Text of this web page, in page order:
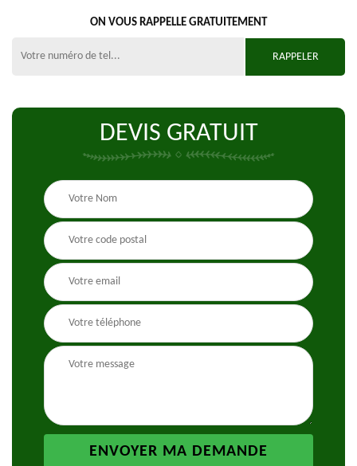
ON VOUS RAPPELLE GRATUITEMENT
DEVIS GRATUIT